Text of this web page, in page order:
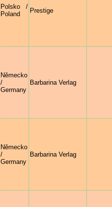
Polsko /
Poland
Prestige
Německo
/
Germany
Barbarina Verlag
Německo
/
Germany
Barbarina Verlag